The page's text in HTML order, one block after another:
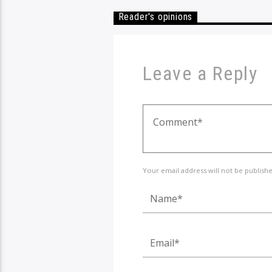
Reader's opinions
Leave a Reply
Your email address will not be